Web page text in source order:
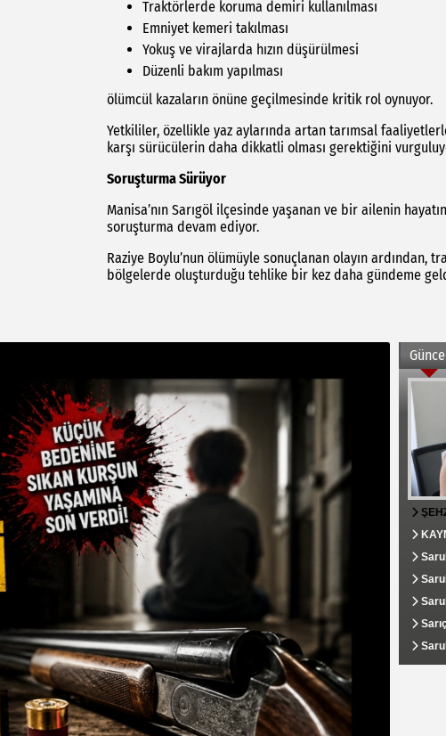
Traktörlerde koruma demiri kullanılması
Emniyet kemeri takılması
Yokuş ve virajlarda hızın düşürülmesi
Düzenli bakım yapılması
ölümcül kazaların önüne geçilmesinde kritik rol oynuyor.
Yetkililer, özellikle yaz aylarında artan tarımsal
karşı sürücülerin daha dikkatli olması gerektiğini
Soruşturma Sürüyor
Manisa’nın Sarıgöl ilçesinde yaşanan ve bir ailenin
soruşturma devam ediyor.
Raziye Boylu’nun ölümüyle sonuçlanan olayın ardından,
bölgelerde oluşturduğu tehlike bir kez daha gündeme